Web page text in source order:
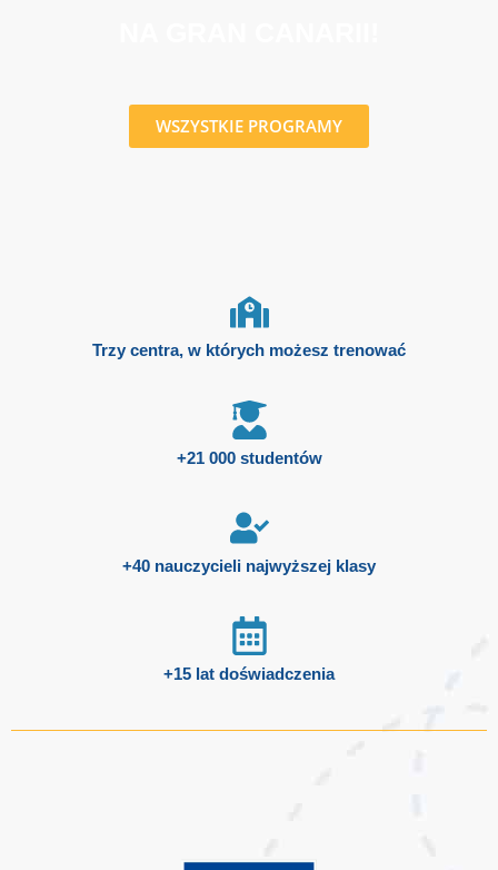
WSZYSTKIE PROGRAMY
Trzy centra, w których możesz trenować
+21 000 studentów
+40 nauczycieli najwyższej klasy
+15 lat doświadczenia